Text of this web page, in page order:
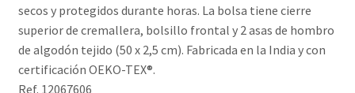
secos y protegidos durante horas. La bolsa tiene cierre
superior de cremallera, bolsillo frontal y 2 asas de hombro
de algodón tejido (50 x 2,5 cm). Fabricada en la India y con
certificación OEKO-TEX®.
Ref. 12067606